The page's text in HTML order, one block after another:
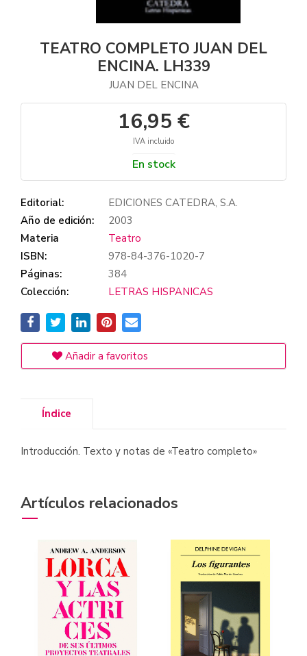
TEATRO COMPLETO JUAN DEL
ENCINA. LH339
JUAN DEL ENCINA
16,95 €
IVA incluido
En stock
Editorial:
EDICIONES CATEDRA, S.A.
Año de edición:
2003
Materia
Teatro
ISBN:
978-84-376-1020-7
Páginas:
384
Colección:
LETRAS HISPANICAS
Añadir a favoritos
Índice
Introducción. Texto y notas de «Teatro completo»
Artículos relacionados